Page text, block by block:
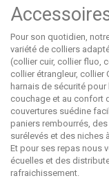
Pour son quotidien,
variété de colliers
(collier cuir, collier fluo,
collier étrangleur,
harnais de sécurité
couchage et au confort
couvertures suédine
paniers rembourrés,
surélevés et des niches
Et pour ses repas nous
écuelles et des
rafraichissement.